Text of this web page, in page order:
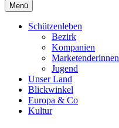
Menü
Schützenleben
Bezirk
Kompanien
Marketenderinnen
Jugend
Unser Land
Blickwinkel
Europa & Co
Kultur